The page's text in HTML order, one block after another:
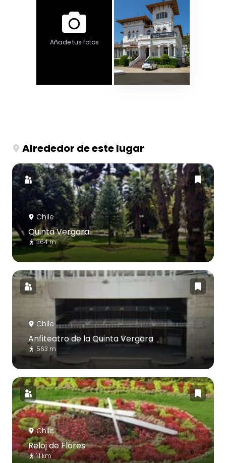
Añade tus fotos
Alrededor de este lugar
Chile
Quinta Vergara
364 m
Chile
Anfiteatro de la Quinta Vergara
563 m
Chile
Reloj de Flores
1.1 km